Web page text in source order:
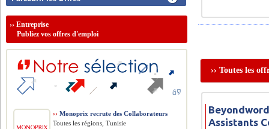
›› Toutes les
Assistants
››Entreprise
Publiez vos offres d'emploi
›› Monoprix recrute des Collaborateurs
Toutes les régions, Tunisie